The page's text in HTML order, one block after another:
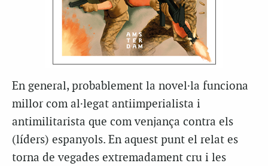
En general, probablement la novel·la funciona
millor com al·legat antiimperialista i
antimilitarista que com venjança contra els
(líders) espanyols. En aquest punt el relat es
torna de vegades extremadament cru i les